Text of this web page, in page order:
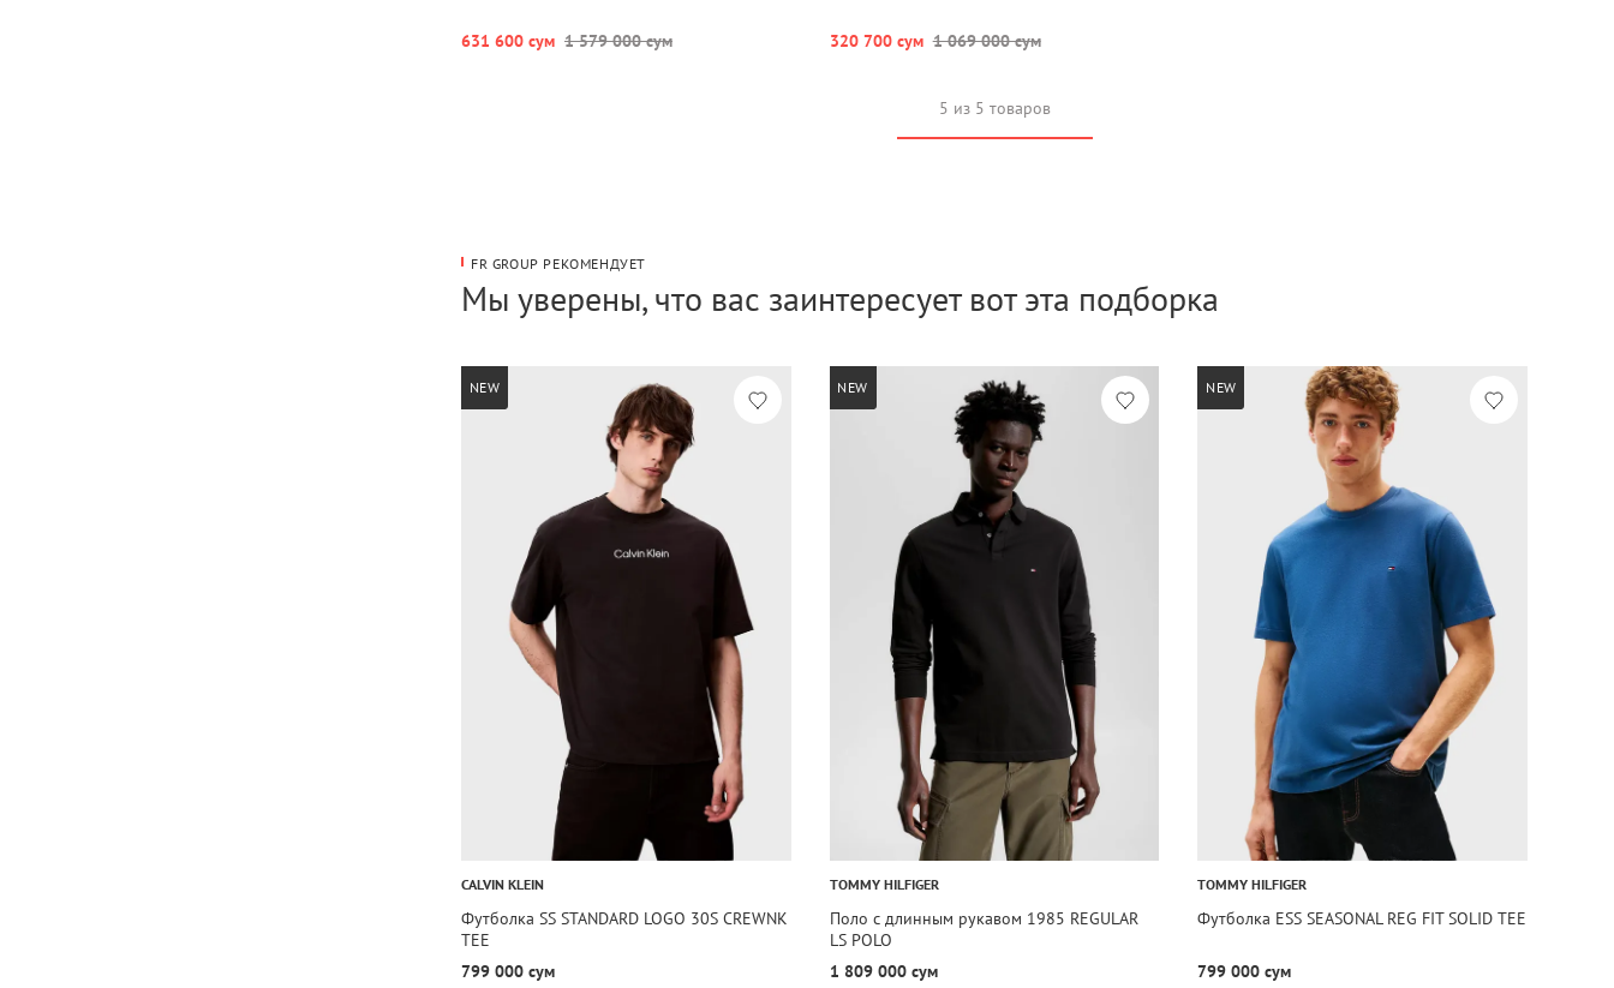
631 600 сум 1 579 000 сум 320 700 сум 1 069 000 сум
5 из 5 товаров
FR GROUP РЕКОМЕНДУЕТ
Мы уверены, что вас заинтересует вот эта подборка
NEW
CALVIN KLEIN
Футболка SS STANDARD LOGO 30S CREWNK
TEE
799 000 сум
NEW
TOMMY HILFIGER
Поло с длинным рукавом 1985 REGULAR
LS POLO
1 809 000 сум
NEW
TOMMY HILFIGER
Футболка ESS SEASONAL REG FIT SOLID TEE
799 000 сум